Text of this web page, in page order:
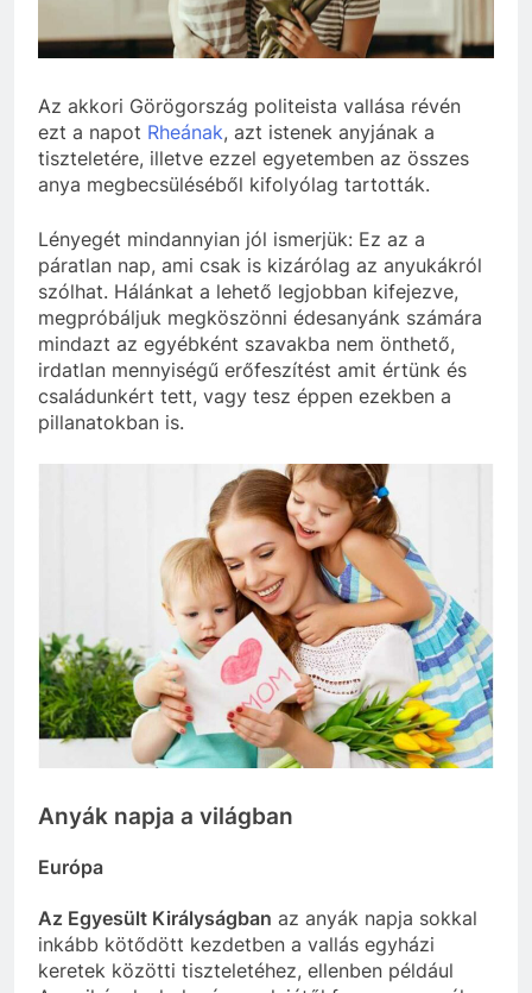
Az akkori Görögország politeista vallása révén
ezt a napot Rheának, azt istenek anyjának a
tiszteletére, illetve ezzel egyetemben az összes
anya megbecsüléséből kifolyólag tartották.
Lényegét mindannyian jól ismerjük: Ez az a
páratlan nap, ami csak is kizárólag az anyukákról
szólhat. Hálánkat a lehető legjobban kifejezve,
megpróbáljuk megköszönni édesanyánk számára
mindazt az egyébként szavakba nem önthető,
irdatlan mennyiségű erőfeszítést amit értünk és
családunkért tett, vagy tesz éppen ezekben a
pillanatokban is.
Anyák napja a világban
Európa
Az Egyesült Királyságban az anyák napja sokkal
inkább kötődött kezdetben a vallás egyházi
keretek közötti tiszteletéhez, ellenben például